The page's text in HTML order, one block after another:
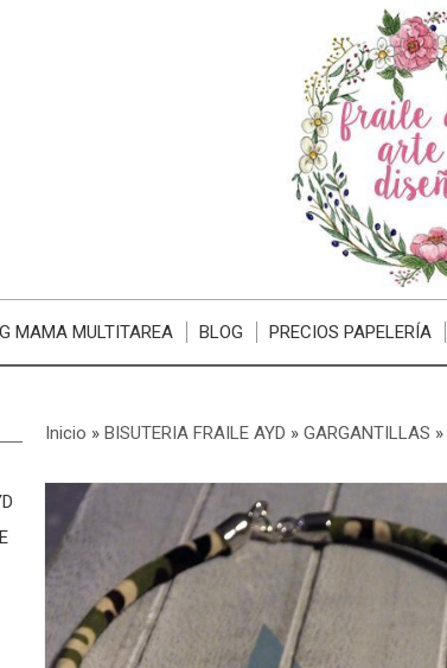
MAMA MULTITAREA BLOG PRECIOS PAPELERÍA
Inicio » BISUTERIA FRAILE AYD » GARGANTILLAS »